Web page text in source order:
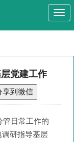
党建工作
享到微信
管日常工作的
研指导基层